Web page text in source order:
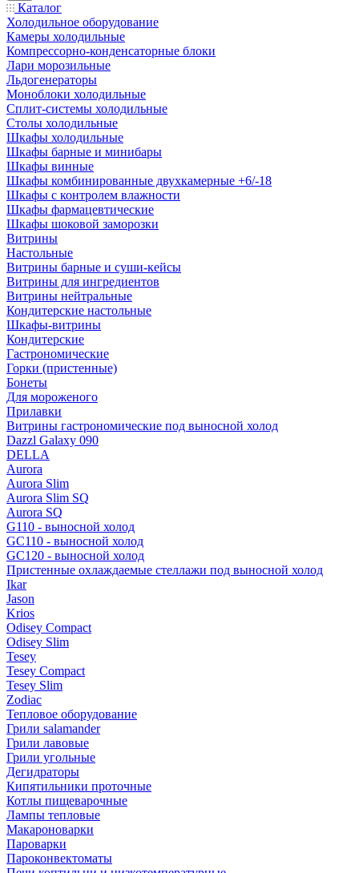
Каталог
Холодильное оборудование
Камеры холодильные
Компрессорно-конденсаторные блоки
Лари морозильные
Льдогенераторы
Моноблоки холодильные
Сплит-системы холодильные
Столы холодильные
Шкафы холодильные
Шкафы барные и минибары
Шкафы винные
Шкафы комбинированные двухкамерные +6/-18
Шкафы с контролем влажности
Шкафы фармацевтические
Шкафы шоковой заморозки
Витрины
Настольные
Витрины барные и суши-кейсы
Витрины для ингредиентов
Витрины нейтральные
Кондитерские настольные
Шкафы-витрины
Кондитерские
Гастрономические
Горки (пристенные)
Бонеты
Для мороженого
Прилавки
Витрины гастрономические под выносной холод
Dazzl Galaxy 090
DELLA
Aurora
Aurora Slim
Aurora Slim SQ
Aurora SQ
G110 - выносной холод
GC110 - выносной холод
GC120 - выносной холод
Пристенные охлаждаемые стеллажи под выносной холод
Ikar
Jason
Krios
Odisey Compact
Odisey Slim
Tesey
Tesey Compact
Tesey Slim
Zodiac
Тепловое оборудование
Грили salamander
Грили лавовые
Грили угольные
Дегидраторы
Кипятильники проточные
Котлы пищеварочные
Лампы тепловые
Макароноварки
Пароварки
Пароконвектоматы